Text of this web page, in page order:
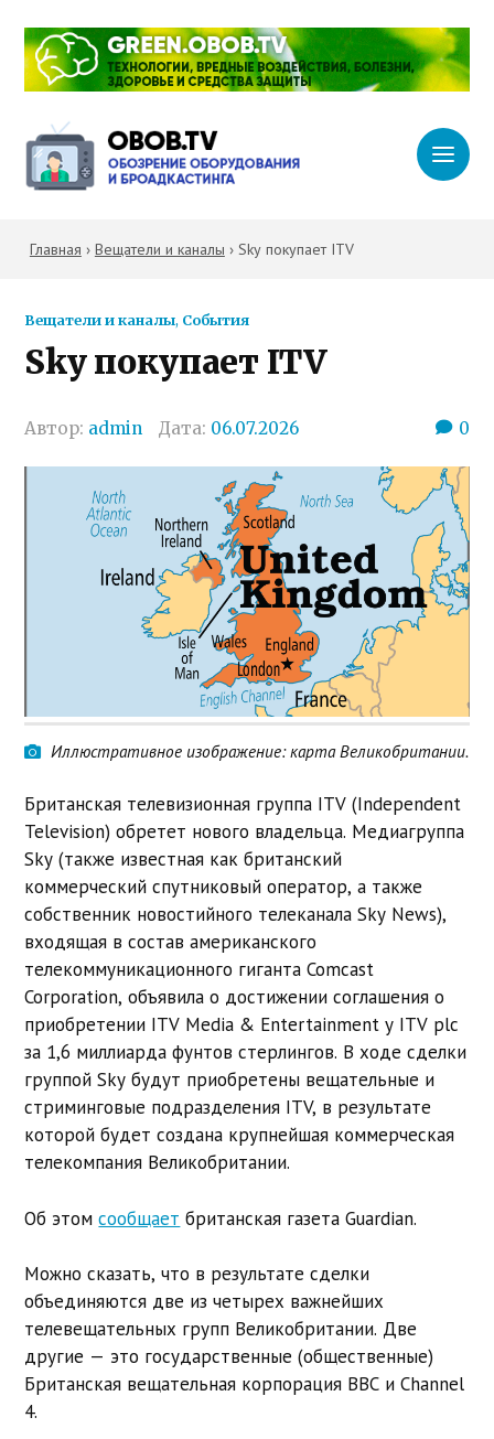
Главная › Вещатели и каналы › Sky покупает ITV
Вещатели и каналы, События
Sky покупает ITV
Автор: admin Дата: 06.07.2026 0
Иллюстративное изображение: карта Великобритании.
Британская телевизионная группа ITV (Independent
Television)обретет нового владельца. Медиагруппа
Sky (также известная как британский
коммерческий спутниковый оператор, а также
собственник новостийного телеканала Sky News),
входящая в состав американского
телекоммуникационного гиганта Comcast
Corporation, объявила о достижении соглашения о
приобретении ITV Media & Entertainment у ITV plc
за 1,6 миллиарда фунтов стерлингов. В ходе сделки
группой Sky будут приобретены вещательные и
стриминговые подразделения ITV, в результате
которой будет создана крупнейшая коммерческая
телекомпания Великобритании.
Об этомсообщает британская газета Guardian.
Можно сказать, что в результате сделки
объединяются две из четырех важнейших
телевещательных групп Великобритании. Две
другие — это государственные (общественные)
Британская вещательная корпорация BBC и Channel
4.